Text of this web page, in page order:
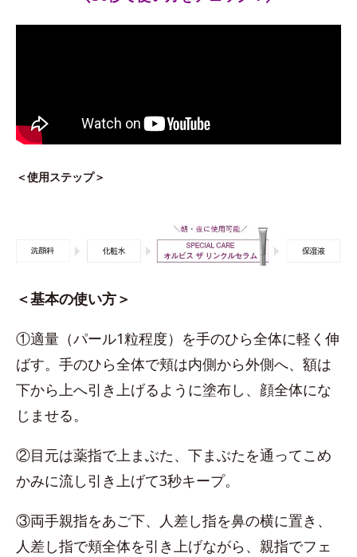
＜使用ステップ＞
＜基本の使い方＞
①適量（パール1粒程度）を手のひら全体に軽く伸
ばす。手のひら全体で頬は内側から外側へ、額は
下から上へ引き上げるように塗布し、顔全体にな
じませる。
②目元は薬指で上まぶた、下まぶたを通ってこめ
かみに流し引き上げて3秒キープ。
③両手親指をあご下、人差し指を鼻の横に置き、
人差し指で頬全体を引き上げながら、親指でフェ